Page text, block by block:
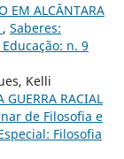
EM ALCÂNTARA
, Saberes:
n. 9
Kelli
RACIAL
de Filosofia e
Filosofia